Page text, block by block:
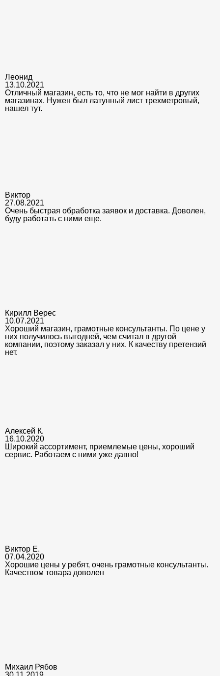
Леонид
13.10.2021
Отличный магазин, есть то, что не мог найти в других
магазинах. Нужен был латунный лист трехметровый,
нашел тут.
Виктор
27.08.2021
Очень быстрая обработка заявок и доставка. Доволен,
буду работать с ними еще.
Кирилл Верес
10.07.2021
Хороший магазин, грамотные консультанты. По цене у
них получилось выгодней, чем считал в другой
компании, поэтому заказал у них. К качеству претензий
нет.
Алексей К.
16.10.2020
Широкий ассортимент, приемлемые цены, хороший
сервис. Работаем с ними уже давно!
Виктор Е.
07.04.2020
Хорошие цены у ребят, очень грамотные консультанты.
Качеством товара доволен
Михаил Рябов